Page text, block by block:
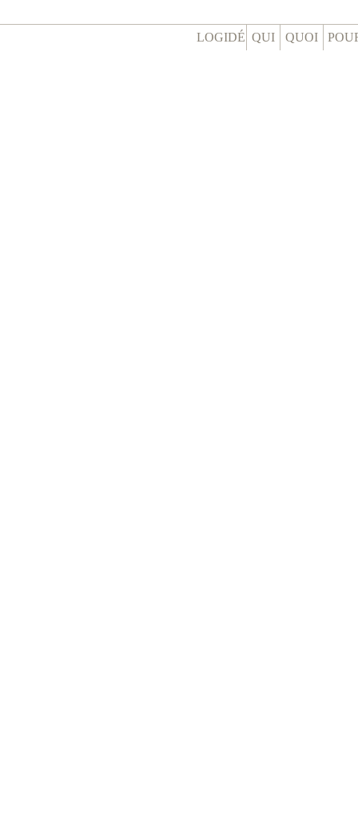
LOGIDÉ QUI QUOI